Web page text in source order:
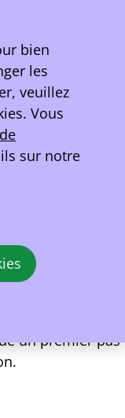
encore l'écart
fossiles.
fédéral
qui rend la
La combinaison
accises sur
en matière de
Cela est
voitures de
privé :
eux aussi
un premier pas
bien
les
veuillez
Vous
sur notre